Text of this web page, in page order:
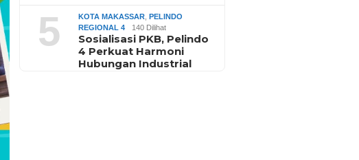
5 KOTA MAKASSAR ,PELINDO
REGIONAL 4
140 Dilihat
Sosialisasi PKB, Pelindo
4 Perkuat Harmoni
Hubungan Industrial